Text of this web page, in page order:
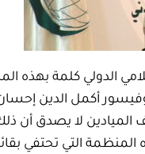
الدولي كلمة بهذه
أكمل الدين إحسان
لا يصدق أن
التي تحتفي